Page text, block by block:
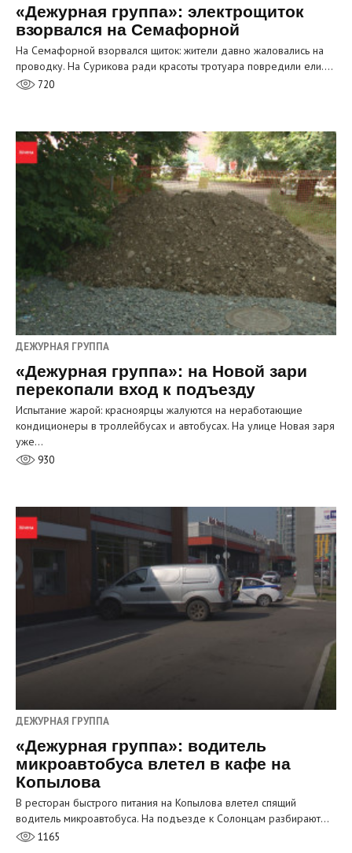
«Дежурная группа»: электрощиток
взорвался на Семафорной
На Семафорной взорвался щиток: жители давно жаловались на
проводку. На Сурикова ради красоты тротуара повредили ели.…
720
ДЕЖУРНАЯ ГРУППА
«Дежурная группа»: на Новой зари
перекопали вход к подъезду
Испытание жарой: красноярцы жалуются на неработающие
кондиционеры в троллейбусах и автобусах. На улице Новая заря
уже…
930
ДЕЖУРНАЯ ГРУППА
«Дежурная группа»: водитель
микроавтобуса влетел в кафе на
Копылова
В ресторан быстрого питания на Копылова влетел спящий
водитель микроавтобуса. На подъезде к Солонцам разбирают…
1165